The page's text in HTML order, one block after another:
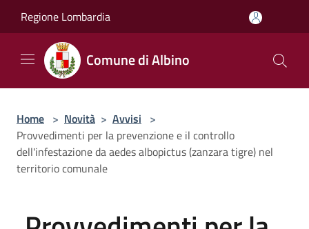
Regione Lombardia
Comune di Albino
Home > Novità > Avvisi >
Provvedimenti per la prevenzione e il controllo
dell'infestazione da aedes albopictus (zanzara tigre) nel
territorio comunale